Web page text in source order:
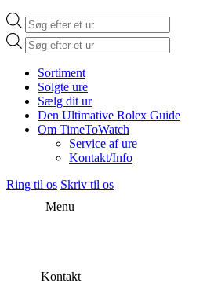
Products
search
Products
search
Sortiment
Solgte ure
Sælg dit ur
Den Ultimative Rolex Guide
Om TimeToWatch
Service af ure
Kontakt/Info
Ring til os Skriv til os
Menu
Kontakt